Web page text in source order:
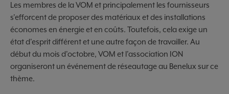
Les membres de la VOM et principalement les fournisseurs
s'efforcent de proposer des matériaux et des installations
économes en énergie et en coûts. Toutefois, cela exige un
état d'esprit différent et une autre façon de travailler. Au
début du mois d'octobre, VOM et l'association ION
organiseront un événement de réseautage au Benelux sur ce
thème.